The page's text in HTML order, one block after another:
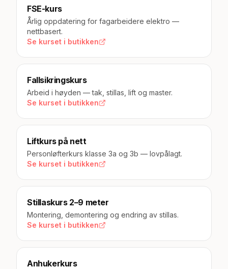
FSE-kurs
Årlig oppdatering for fagarbeidere elektro —
nettbasert.
Se kurset i butikken
Fallsikringskurs
Arbeid i høyden — tak, stillas, lift og master.
Se kurset i butikken
Liftkurs på nett
Personløfterkurs klasse 3a og 3b — lovpålagt.
Se kurset i butikken
Stillaskurs 2–9 meter
Montering, demontering og endring av stillas.
Se kurset i butikken
Anhukerkurs